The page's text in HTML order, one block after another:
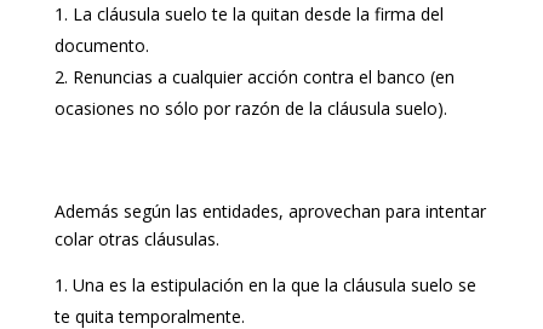
La cláusula suelo te la quitan desde la firma del
documento.
Renuncias a cualquier acción contra el banco (en
ocasiones no sólo por razón de la cláusula suelo).
Además según las entidades, aprovechan para intentar
colar otras cláusulas.
Una es la estipulación en la que la cláusula suelo se
te quita temporalmente.